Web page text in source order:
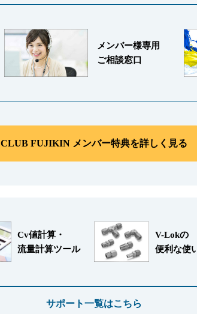
メンバー様専用
ご相談窓口
CLUB FUJIKIN メンバー特典を詳しく見る
Cv値計算・
流量計算ツール
V-Lokの
便利な使
サポート一覧はこちら